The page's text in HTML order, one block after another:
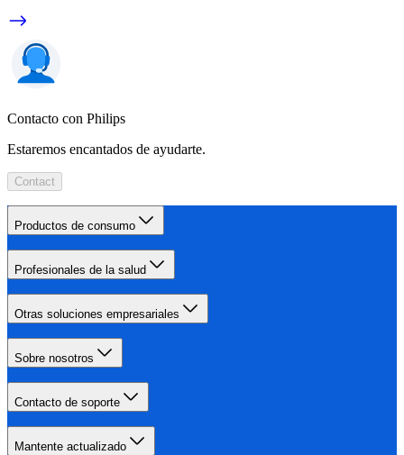
Contacto con Philips
Estaremos encantados de ayudarte.
Contact
Productos de consumo
Profesionales de la salud
Otras soluciones empresariales
Sobre nosotros
Contacto de soporte
Mantente actualizado